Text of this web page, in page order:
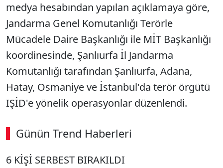
medya hesabından yapılan açıklamaya göre,
Jandarma Genel Komutanlığı Terörle
Mücadele Daire Başkanlığı ile MİT Başkanlığı
koordinesinde, Şanlıurfa İl Jandarma
Komutanlığı tarafından Şanlıurfa, Adana,
Hatay, Osmaniye ve İstanbul'da terör örgütü
IŞİD'e yönelik operasyonlar düzenlendi.
Günün Trend Haberleri
00:02 / 03:53
6 KİŞİ SERBEST BIRAKILDI